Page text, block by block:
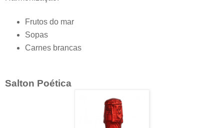
Frutos do mar
Sopas
Carnes brancas
Salton Poética